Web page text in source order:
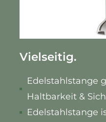
Vielseitig.
Edelstahlstange
Haltbarkeit &
Edelstahlstange